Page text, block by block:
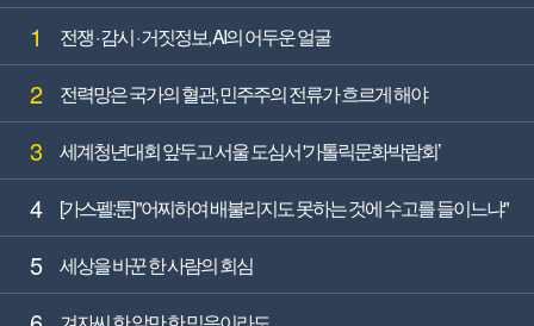
1 전쟁 · 감시 · 거짓정보, AI의 어두운 얼굴
2 전력망은 국가의 혈관, 민주주의 전류가 흐르게 해야
3 세계청년대회 앞두고 서울 도심서 '가톨릭문화박람회’
4 [가스펠:툰] "어찌하여 배불리지도 못하는 것에 수고를 들이느냐"
5 세상을 바꾼 한 사람의 회심